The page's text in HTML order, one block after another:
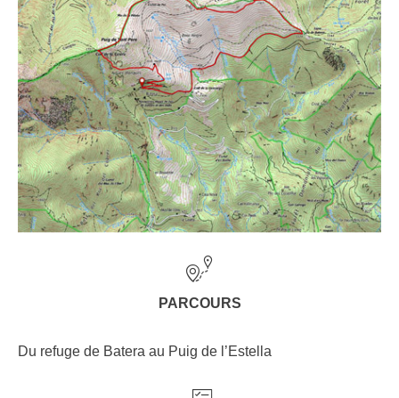
PARCOURS
Du refuge de Batera au Puig de l’Estella